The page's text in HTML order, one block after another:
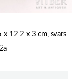
x 12.2 x 3 cm, svars